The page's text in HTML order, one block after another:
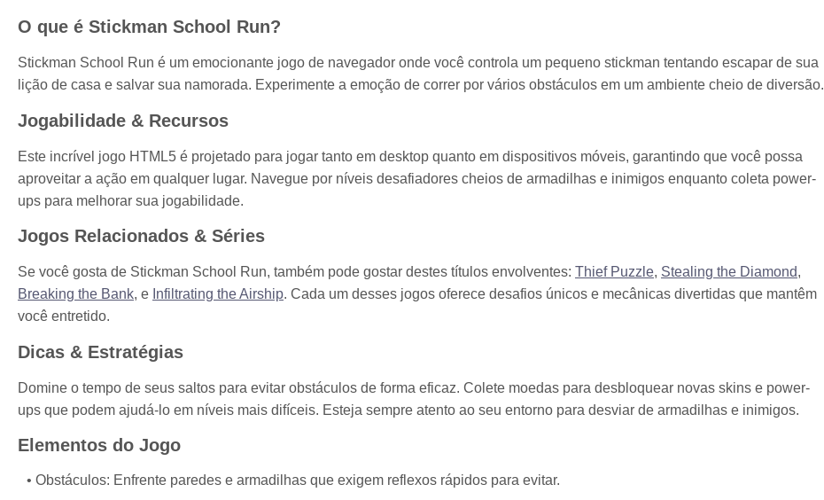
O que é Stickman School Run?
Stickman School Run é um emocionante jogo de navegador onde você controla um pequeno stickman tentando escapar de sua
lição de casa e salvar sua namorada. Experimente a emoção de correr por vários obstáculos em um ambiente cheio de diversão.
Jogabilidade & Recursos
Este incrível jogo HTML5 é projetado para jogar tanto em desktop quanto em dispositivos móveis, garantindo que você possa
aproveitar a ação em qualquer lugar. Navegue por níveis desafiadores cheios de armadilhas e inimigos enquanto coleta power-
ups para melhorar sua jogabilidade.
Jogos Relacionados & Séries
Se você gosta de Stickman School Run, também pode gostar destes títulos envolventes: Thief Puzzle, Stealing the Diamond,
Breaking the Bank, e Infiltrating the Airship. Cada um desses jogos oferece desafios únicos e mecânicas divertidas que mantêm
você entretido.
Dicas & Estratégias
Domine o tempo de seus saltos para evitar obstáculos de forma eficaz. Colete moedas para desbloquear novas skins e power-
ups que podem ajudá-lo em níveis mais difíceis. Esteja sempre atento ao seu entorno para desviar de armadilhas e inimigos.
Elementos do Jogo
Obstáculos: Enfrente paredes e armadilhas que exigem reflexos rápidos para evitar.